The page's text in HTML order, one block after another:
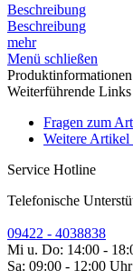
Beschreibung
Beschreibung
mehr
Menü schließen
Weiterführende
Fragen zum
Weitere
Service Hotline
Telefonische
09422 - 4038838
Mi u. Do: 14:00 -
Sa: 09:00 - 12:00 Uhr